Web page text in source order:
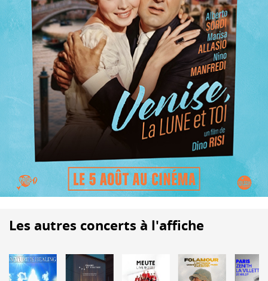
Les autres concerts à l'affiche